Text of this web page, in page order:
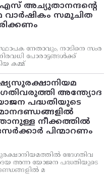
അച്യുതാനന്ദന്റെ
വാര്‍ഷികം സമുചിത
നേതാവും, നാടിനെ സംര
പോരാട്ടങ്ങള്‍ക്ക്‌
കമ്മ്
അന്ത്യോദ
പദ്ധതിയുടെ
നീക്കത്തിൽ
പിന്മാറണം
ഭേദഗതിവ
അന്ന യോജന പദ്ധതിയുടെ
മ